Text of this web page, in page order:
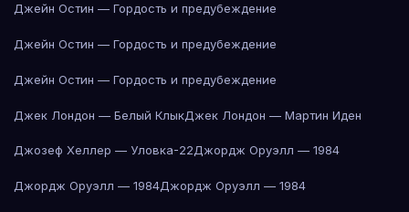
Джейн Остин — Гордость и предубеждение
Джейн Остин — Гордость и предубеждение
Джейн Остин — Гордость и предубеждение
Джек Лондон — Белый КлыкДжек Лондон — Мартин Иден
Джозеф Хеллер — Уловка-22Джордж Оруэлл — 1984
Джордж Оруэлл — 1984Джордж Оруэлл — 1984